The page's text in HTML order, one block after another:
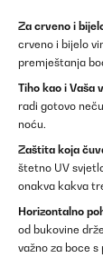
Za crveno i
crveno i bijelo
premještanja
Tiho kao i Vaša
radi gotovo
noću.
Zaštita koja
štetno UV
onakva kakva
Horizontalno
od bukovine
važno za boce